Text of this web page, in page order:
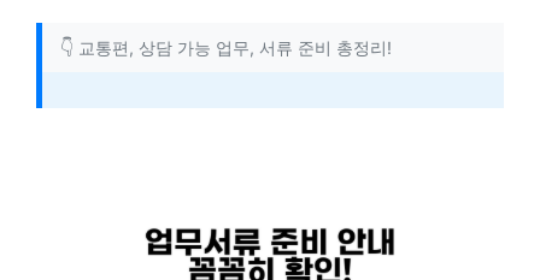
👇 교통편, 상담 가능 업무, 서류 준비 총정리!